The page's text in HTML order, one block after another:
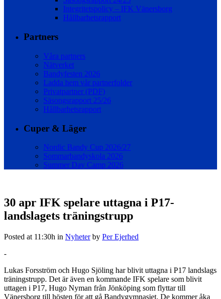
Integritetspolicy – IFK Vänersborg
Hållbarhetsrapport
Partners
Våra partners
Nätverket
Bandyfesten 2026
Ladda hem vår partnerfolder
Privatpartner (PDF)
Säsongsrapport 25/26
Hållbarhetsrapport
Cuper & Läger
Nordic Bandy Cup 2026/27
Sommarbandyskola 2026
Summer Day Camp 2026
30 apr IFK spelare uttagna i P17-
landslagets träningstrupp
Posted at 11:30h in Nyheter by Per Ejerhed
-
Lukas Forsström och Hugo Sjöling har blivit uttagna i P17 landslags
träningstrupp. Det är även en kommande IFK spelare som blivit
uttagen i P17, Hugo Nyman från Jönköping som flyttar till
Vänersborg till hösten för att gå Bandygymnasiet. De kommer åka